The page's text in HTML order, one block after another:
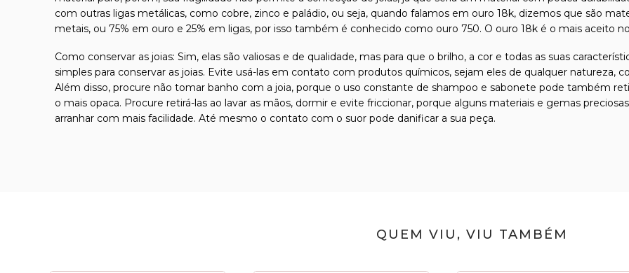
com outras ligas metálicas, como cobre, zinco e paládio, ou seja, quando falamos em ouro 18k, dizemos que são
metais, ou 75% em ouro e 25% em ligas, por isso também é conhecido como ouro 750. O ouro 18k é o mais aceito
Como conservar as joias: Sim, elas são valiosas e de qualidade, mas para que o brilho, a cor e todas as suas
simples para conservar as joias. Evite usá-las em contato com produtos químicos, sejam eles de qualquer natureza,
Além disso, procure não tomar banho com a joia, porque o uso constante de shampoo e sabonete pode também
o mais opaca. Procure retirá-las ao lavar as mãos, dormir e evite friccionar, porque alguns materiais e gemas
arranhar com mais facilidade. Até mesmo o contato com o suor pode danificar a sua peça.
QUEM VIU, VIU TAMBÉM